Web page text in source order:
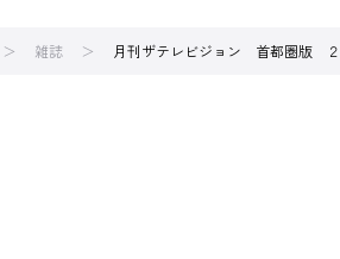
雑誌 月刊ザテレビジョン 首都圏版